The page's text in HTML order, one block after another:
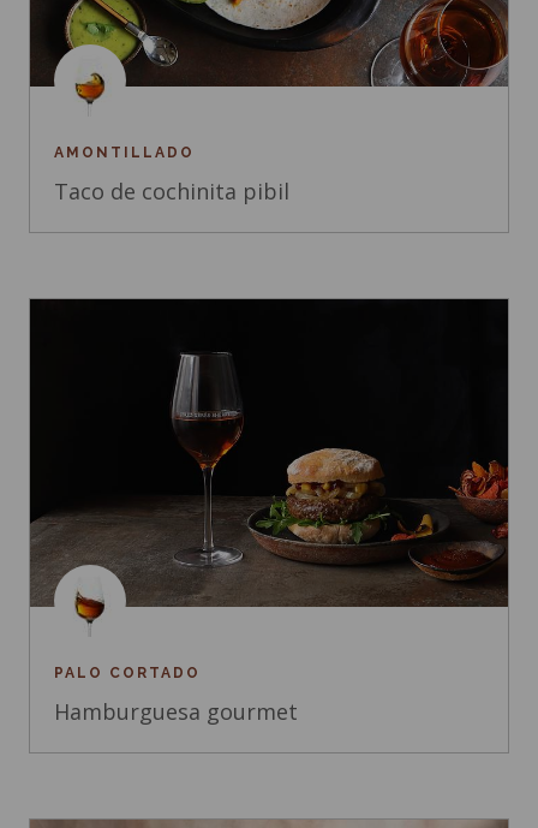
AMONTILLADO
Taco de cochinita pibil
PALO CORTADO
Hamburguesa gourmet